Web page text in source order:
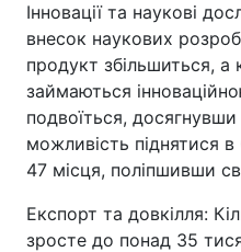
Інновації та наукові
внесок наукових
продукт збільшиться, а
займаються
подвоїться,
можливість піднятися
47 місця, поліпшивши
Експорт та довкілля:
зросте до понад 35